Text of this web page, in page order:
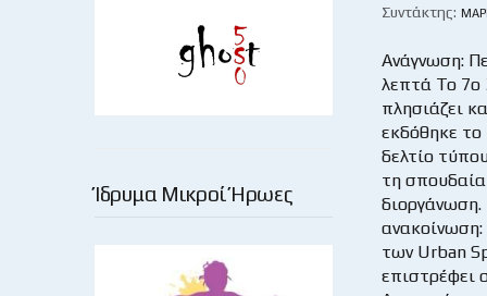
Ίδρυμα Μικροί Ήρωες
Συντάκτης:
Ανάγνωση:
λεπτά Το 7ο
πλησιάζει
εκδόθηκε
δελτίο
τη
διοργάνωση.
ανακοίνωση:
των Urban
επιστρέφει